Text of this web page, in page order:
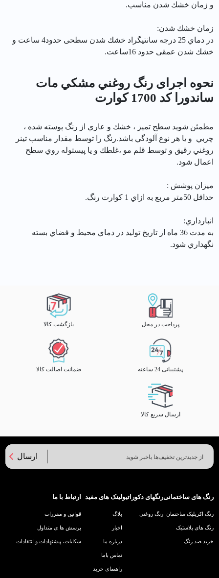
و زمان خشك شدن مناسب.
زمان خشك شدن:
در دماي 25 درجه سانتيگراد خشك شدن سطحی حدود4 ساعت و
خشك شدن عمقی حدود 16ساعت.
نحوه اجرای رنگ روغني مشكي مات
ساندورا کد 1700 كوارت
مطمئن شويد سطح تميز ، خشك و عاري از رنگ پوسته شده ،
چربي و يا هر نوع آلودگي باشد.رنگ را توسط مقدار مناسب تينر
روغني رقيق و توسط قلم مو ،غلطك و يا پيستوله روي سطح
اعمال شود.
ميزان پوشش :
حداقل 50متر مربع به ازاي 1 كوارت رنگ.
انبارداري:
به مدت 36 ماه از تاريخ توليد در دماي محيط و فضاي بسته
نگهداري شود.
پرداخت در محل بازگشت کالا
پشتیبانی 24 ساعته ضمانت اصالت کالا
ارسال سریع کالا
ارسال
رنگ های ساختمانی
رنگ اکریلیک ساختمان
رنگ های پلاستیک
خرید ضد زنگ
رنگهای دکوراتیو
رنگ روغنی
لینک های مفید
بلاگ
اخبار
درباره ما
تماس باما
راهنمای خرید
ارتباط با ما
قوانین و مقررات
پرسش ها ی متداول
شکایات، پیشنهادات و انتقادات